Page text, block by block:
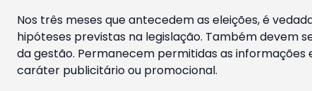
Nos três meses que antecedem as eleições, é
hipóteses previstas na legislação. Também devem
da gestão. Permanecem permitidas as
caráter publicitário ou promocional.